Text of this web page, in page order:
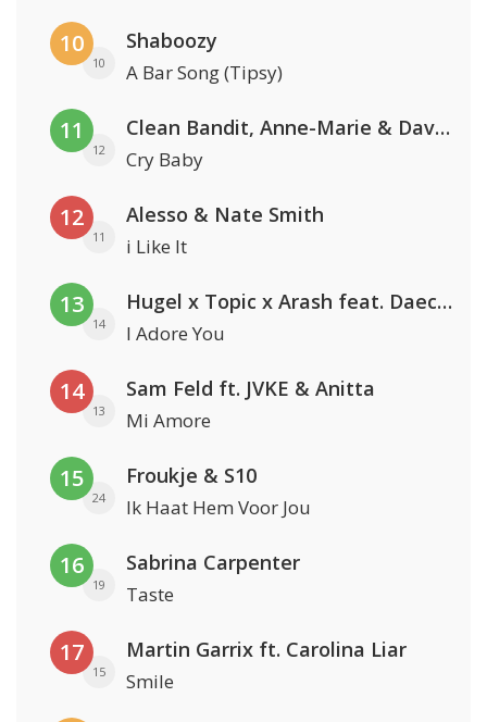
10
10
Shaboozy
A Bar Song (Tipsy)
11
12
Clean Bandit, Anne-Marie & David Guetta
Cry Baby
12
11
Alesso & Nate Smith
i Like It
13
14
Hugel x Topic x Arash feat. Daecolm
I Adore You
14
13
Sam Feld ft. JVKE & Anitta
Mi Amore
15
24
Froukje & S10
Ik Haat Hem Voor Jou
16
19
Sabrina Carpenter
Taste
17
15
Martin Garrix ft. Carolina Liar
Smile